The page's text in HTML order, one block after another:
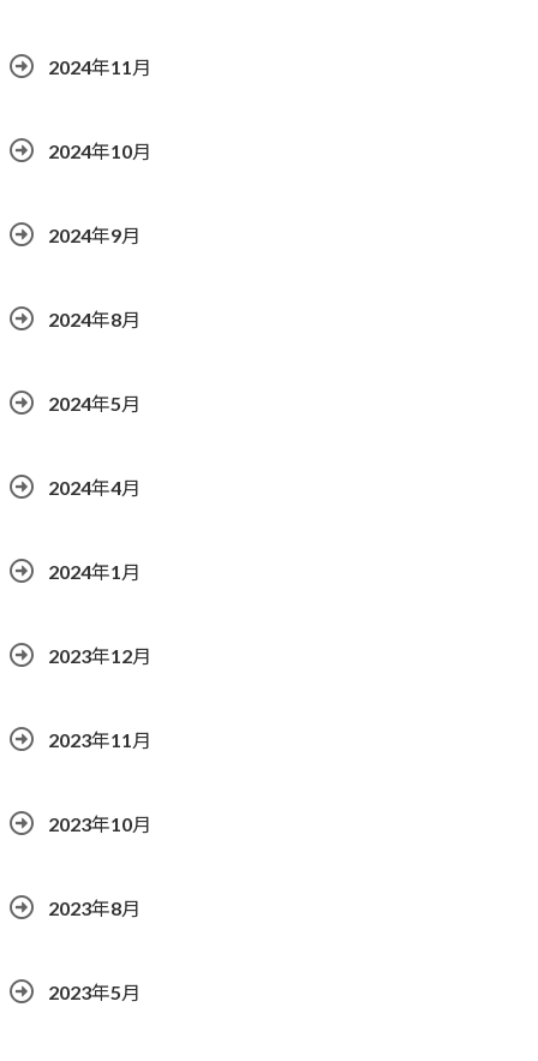
2024年11月
2024年10月
2024年9月
2024年8月
2024年5月
2024年4月
2024年1月
2023年12月
2023年11月
2023年10月
2023年8月
2023年5月